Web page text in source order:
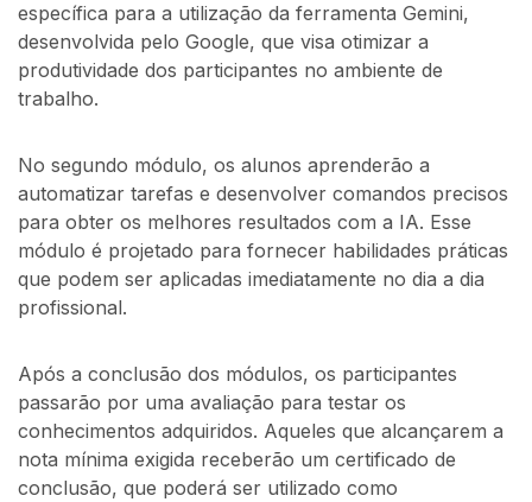
específica para a utilização da ferramenta Gemini,
desenvolvida pelo Google, que visa otimizar a
produtividade dos participantes no ambiente de
trabalho.
No segundo módulo, os alunos aprenderão a
automatizar tarefas e desenvolver comandos precisos
para obter os melhores resultados com a IA. Esse
módulo é projetado para fornecer habilidades práticas
que podem ser aplicadas imediatamente no dia a dia
profissional.
Após a conclusão dos módulos, os participantes
passarão por uma avaliação para testar os
conhecimentos adquiridos. Aqueles que alcançarem a
nota mínima exigida receberão um certificado de
conclusão, que poderá ser utilizado como